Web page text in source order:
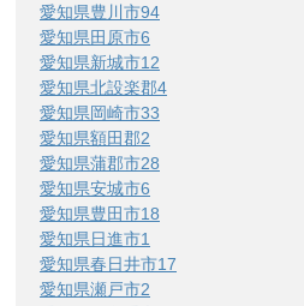
愛知県豊川市94
愛知県田原市6
愛知県新城市12
愛知県北設楽郡4
愛知県岡崎市33
愛知県額田郡2
愛知県蒲郡市28
愛知県安城市6
愛知県豊田市18
愛知県日進市1
愛知県春日井市17
愛知県瀬戸市2